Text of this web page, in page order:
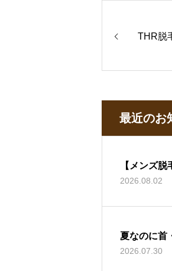
THR脱
最近のお
【メンズ
2026.08.02
夏なのに首
2026.07.30